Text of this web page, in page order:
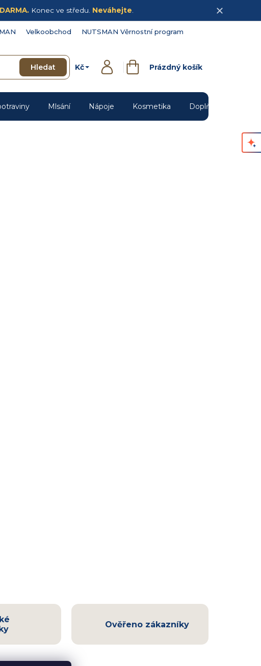
Konec ve středu. Neváhejte
Velkoobchod NUTSMAN Věrnostní program
Hledat Kč
PřihlášeníNákupní
Prázdný košík
Mlsání Nápoje Kosmetika Doplňky
Ověřeno zákazníky